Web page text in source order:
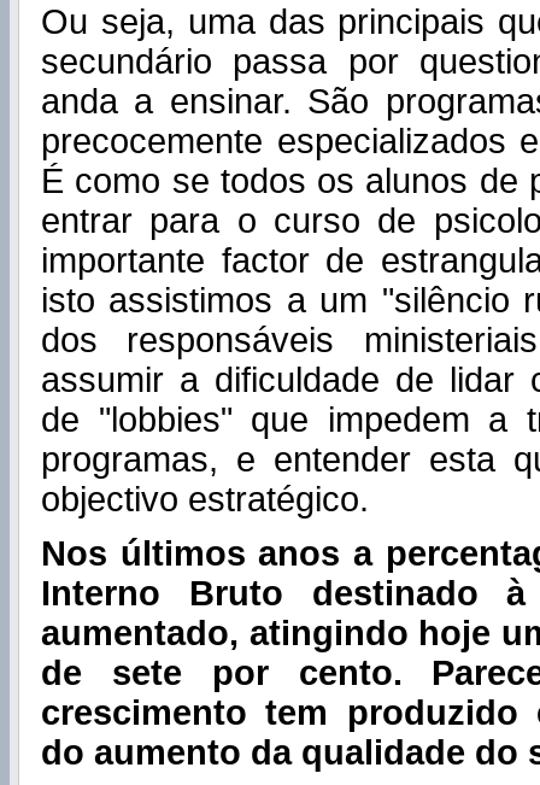
Ou seja, uma das principais
secundário passa por
anda a ensinar. São
precocemente especializados
É como se todos os alunos de
entrar para o curso de
importante factor de
isto assistimos a um "silêncio
dos responsáveis
assumir a dificuldade de lidar
de "lobbies" que impedem a
programas, e entender esta
objectivo estratégico.
Nos últimos anos a
Interno Bruto destinado à
aumentado, atingindo hoje
de sete por cento.
crescimento tem
do aumento da qualidade do